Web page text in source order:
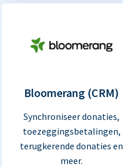
Bloomerang (CRM)
Synchroniseer donaties,
toezeggingsbetalingen,
terugkerende donaties en
meer.